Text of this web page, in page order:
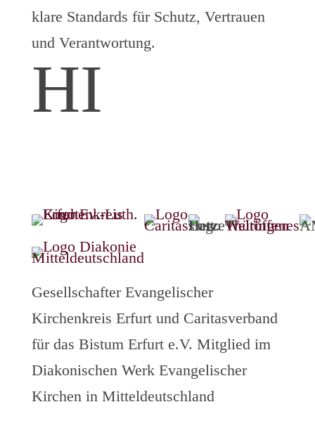
klare Standards für Schutz, Vertrauen
und Verantwortung.
HI
Gesellschafter Evangelischer
Kirchenkreis Erfurt und Caritasverband
für das Bistum Erfurt e.V. Mitglied im
Diakonischen Werk Evangelischer
Kirchen in Mitteldeutschland